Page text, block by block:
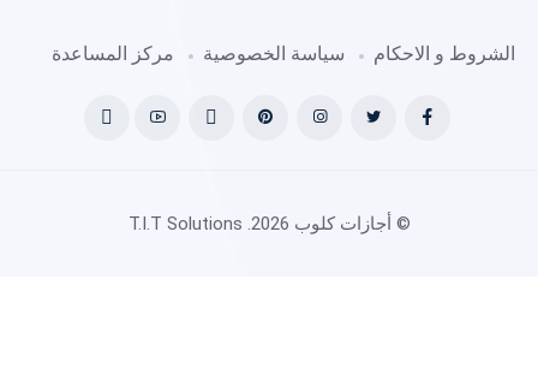
الشروط و الاحكام سياسة الخصوصية مركز المساعدة
© أجازات كلوب 2026. T.I.T Solutions